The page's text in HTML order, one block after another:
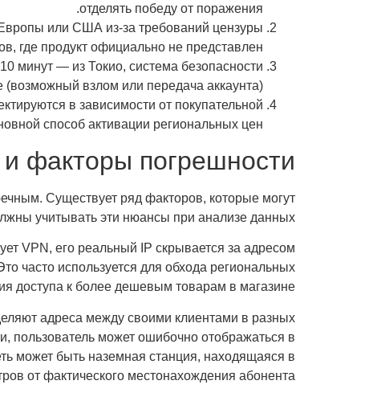
отделять победу от поражения.
или США из-за требований цензуры
где продукт официально не представлен.
минут — из Токио, система безопасности
(возможный взлом или передача аккаунта).
в зависимости от покупательной
способ активации региональных цен.
факторы погрешности
Существует ряд факторов, которые могут
учитывать эти нюансы при анализе данных.
VPN, его реальный IP скрывается за адресом
часто используется для обхода региональных
доступа к более дешевым товарам в магазине.
адреса между своими клиентами в разных
пользователь может ошибочно отображаться в
может быть наземная станция, находящаяся в
от фактического местонахождения абонента.